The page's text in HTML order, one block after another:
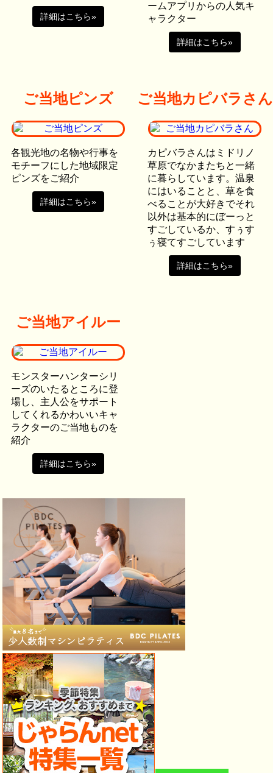
詳細はこちら»
ームアプリからの人気キ
ャラクター
詳細はこちら»
ご当地ピンズ
各観光地の名物や行事を
モチーフにした地域限定
ピンズをご紹介
詳細はこちら»
ご当地カピバラさん
カピバラさんはミドリノ
草原でなかまたちと一緒
に暮らしています。温泉
にはいることと、草を食
べることが大好きでそれ
以外は基本的にぼーっと
すごしているか、すぅす
ぅ寝てすごしています
詳細はこちら»
ご当地アイルー
モンスターハンターシリ
ーズのいたるところに登
場し、主人公をサポート
してくれるかわいいキャ
ラクターのご当地ものを
紹介
詳細はこちら»